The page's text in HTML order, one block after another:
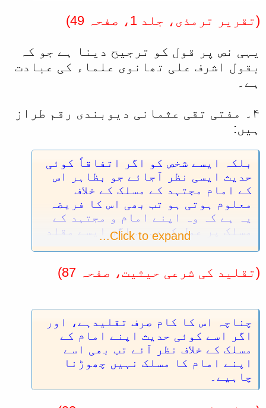
(تقریر ترمذی، جلد 1، صفحہ 49)
یہی نص پر قول کو ترجیح دینا ہے جو کہ
بقول اشرف علی تھانوی علماء کی عبادت
ہے۔
۴۔ مفتی تقی عثمانی دیوبندی رقم طراز
ہیں:
بلکہ ایسے شخص کو اگر اتفاقاً کوئی
حدیث ایسی نظر آجائے جو بظاہر اس
کے امام مجتہد کے مسلک کے خلاف
معلوم ہوتی ہو تب بھی اس کا فریضہ
یہ ہے کہ وہ اپنے امام و مجتہد کے
مسلک پر عمل کرے...... اگر ایسے مقلد
کو یہ اختیار دے دیا جائے کہ وہ
خلاف پاکر امام کے مسلک کو چھوڑ
کچھ نہیں ہوگا۔
Click to expand...
(تقلید کی شرعی حیثیت، صفحہ 87)
چناچہ اس کا کام صرف تقلیدہے، اور
اگر اسے کوئی حدیث اپنے امام کے
مسلک کے خلاف نظر آئے تب بھی اسے
اپنے امام کا مسلک نہیں چھوڑنا
چاہیے۔